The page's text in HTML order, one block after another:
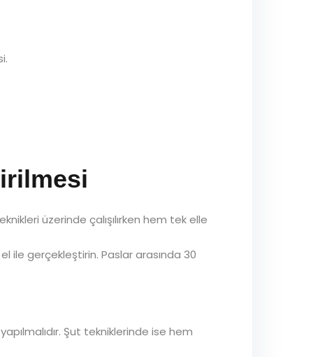
üzerinde çalışılırken hem tek elle
ile gerçekleştirin. Paslar arasında 30
Şut tekniklerinde ise hem